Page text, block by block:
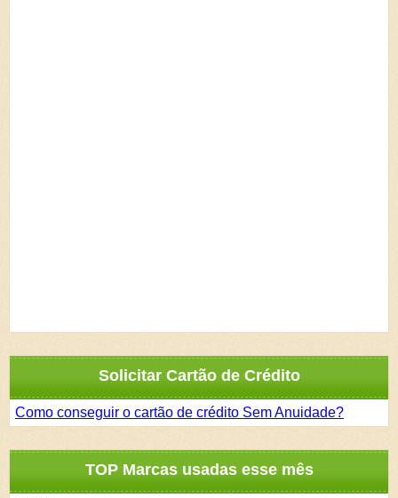
Solicitar Cartão de Crédito
Como conseguir o cartão de crédito Sem Anuidade?
TOP Marcas usadas esse mês